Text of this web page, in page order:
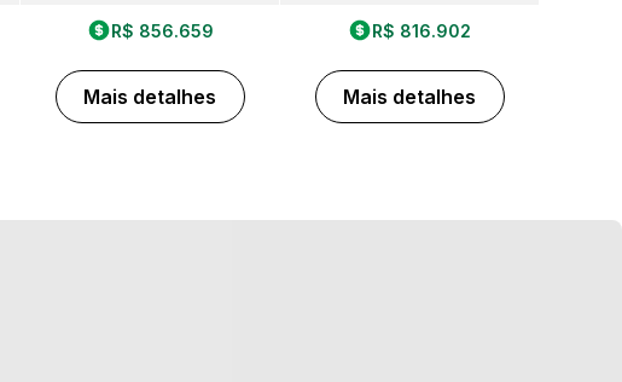
R$ 856.659
Mais detalhes
R$ 816.902
Mais detalhes